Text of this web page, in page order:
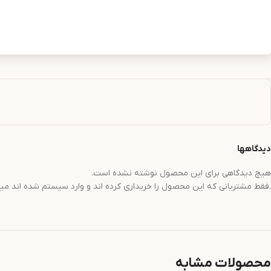
دیدگاهها
هیچ دیدگاهی برای این محصول نوشته نشده است.
.فقط مشتریانی که این محصول را خریداری کرده اند و وارد سیستم شده اند
محصولات مشابه